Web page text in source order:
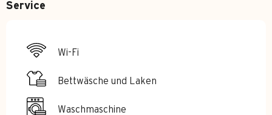
Service
Wi-Fi
Bettwäsche und Laken
Waschmaschine